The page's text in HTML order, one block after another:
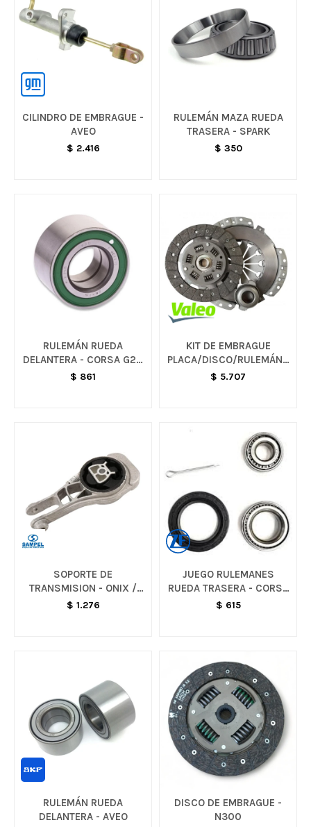
CILINDRO DE EMBRAGUE -
AVEO
$ 2.416
RULEMÁN MAZA RUEDA
TRASERA - SPARK
$ 350
RULEMÁN RUEDA
DELANTERA - CORSA G2 /
MONTANA / MERIVA
$ 861
KIT DE EMBRAGUE
PLACA/DISCO/RULEMÁN -
SPARK
$ 5.707
SOPORTE DE
TRANSMISION - ONIX /
PRISMA / SONIC
$ 1.276
JUEGO RULEMANES
RUEDA TRASERA - CORSA
/ AGILE / CELTA
$ 615
RULEMÁN RUEDA
DELANTERA - AVEO
DISCO DE EMBRAGUE -
N300